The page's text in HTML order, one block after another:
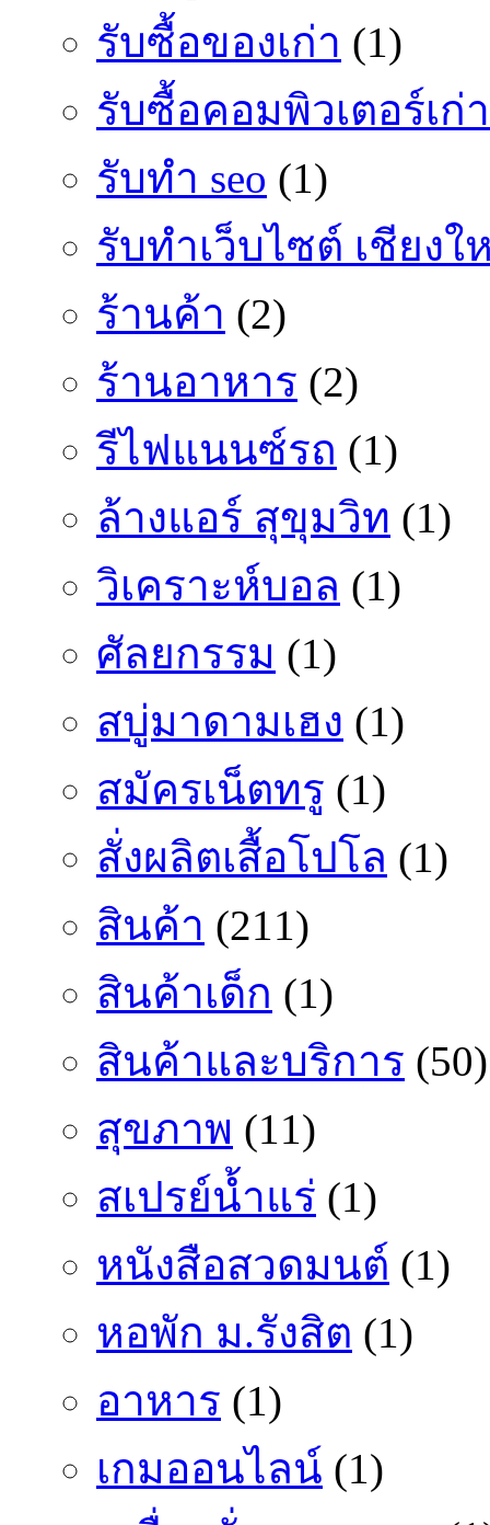
รับซื้อของเก่า (1)
รับซื้อคอมพิวเตอร์เก่า
รับทำ seo (1)
รับทำเว็บไซต์ เชียงใ
ร้านค้า (2)
ร้านอาหาร (2)
รีไฟแนนซ์รถ (1)
ล้างแอร์ สุขุมวิท (1)
วิเคราะห์บอล (1)
ศัลยกรรม (1)
สบู่มาดามเฮง (1)
สมัครเน็ตทรู (1)
สั่งผลิตเสื้อโปโล (1)
สินค้า (211)
สินค้าเด็ก (1)
สินค้าและบริการ (50)
สุขภาพ (11)
สเปรย์น้ำแร่ (1)
หนังสือสวดมนต์ (1)
หอพัก ม.รังสิต (1)
อาหาร (1)
เกมออนไลน์ (1)